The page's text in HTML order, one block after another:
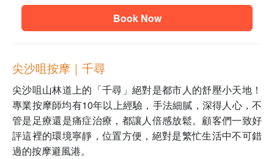
Book Now
尖沙咀按摩｜千尋
尖沙咀山林道上的「千尋」絕對是都市人的舒壓小天地！
專業按摩師均有10年以上經驗，手法細膩，深得人心，不
管是足療還是痛症治療，都讓人倍感放鬆。顧客們一致好
評這裡的環境寧靜，位置方便，絕對是繁忙生活中不可錯
過的按摩避風港。